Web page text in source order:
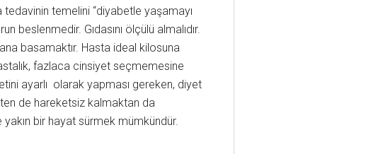
tedavinin temelini “diyabetle yaşamayı
Gıdasını ölçülü almalıdır.
basamaktır. Hasta ideal kilosuna
fazlaca cinsiyet seçmemesine
ayarlı olarak yapması gereken, diyet
de hareketsiz kalmaktan da
yakın bir hayat sürmek mümkündür.